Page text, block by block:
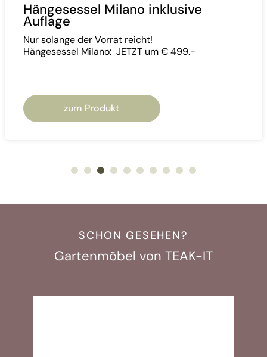
Hängesessel Milano inklusive
Auflage
Nur solange der Vorrat reicht!
Hängesessel Milano: JETZT um € 499.-
zum Produkt
SCHON GESEHEN?
Gartenmöbel von TEAK-IT